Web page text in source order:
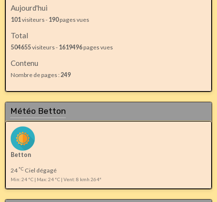
Aujourd'hui
101visiteurs - 190pages vues
Total
504655visiteurs - 1619496pages vues
Contenu
Nombre de pages :249
Météo Betton
Betton
24 °C Ciel dégagé
Min: 24 °C | Max: 24 °C | Vent: 8 kmh 264°